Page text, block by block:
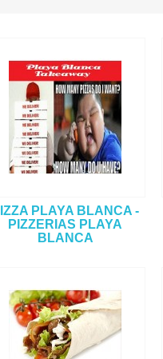
PLAYA BLANCA -
PIZZERIAS PLAYA
BLANCA